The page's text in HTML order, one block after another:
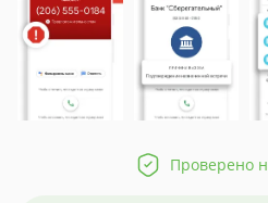
Проверено